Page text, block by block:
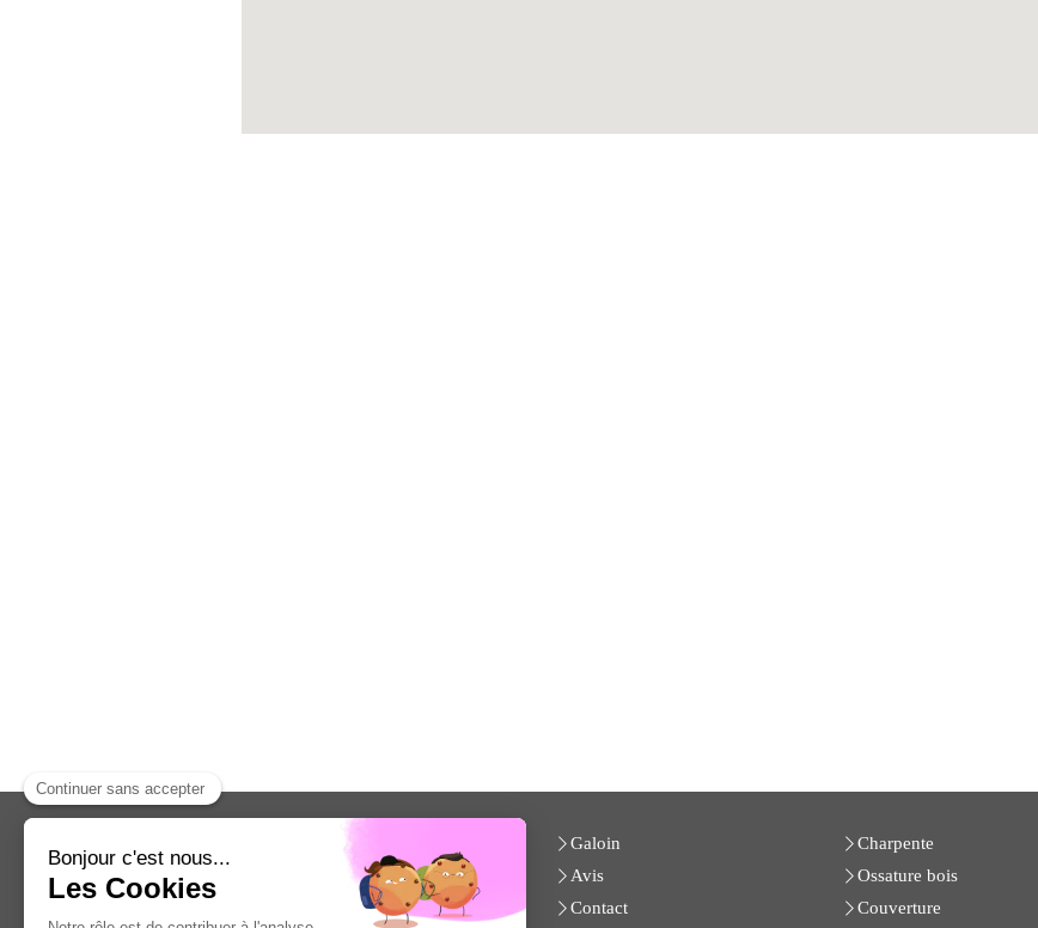
Galoin
Couverture, Toiture
Zac Point Boeuf
Galoin
Avis
Contact
Charpente
Ossature bois
Couverture